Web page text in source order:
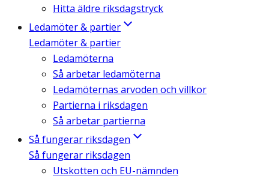
Hitta äldre riksdagstryck
Ledamöter & partier
Ledamöter & partier
Ledamöterna
Så arbetar ledamöterna
Ledamöternas arvoden och villkor
Partierna i riksdagen
Så arbetar partierna
Så fungerar riksdagen
Så fungerar riksdagen
Utskotten och EU-nämnden